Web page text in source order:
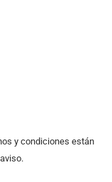
y condiciones están